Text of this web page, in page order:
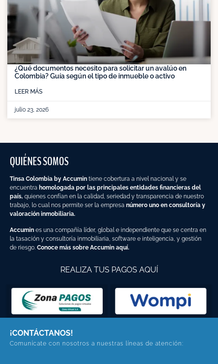
¿Qué documentos necesito para solicitar un avalúo en
Colombia? Guía según el tipo de inmueble o activo
LEER MÁS
julio 23, 2026
QUIÉNES SOMOS
Tinsa Colombia by Accumin tiene cobertura a nivel nacional y se
encuentra homologada por las principales entidades financieras del
país, quienes confían en la calidad, seriedad y transparencia de nuestro
trabajo, lo cual nos permite ser la empresa número uno en consultoría y
valoración inmobiliaria.
Accumin es una compañía líder, global e independiente que se centra en
la tasación y consultoría inmobiliaria, software e inteligencia, y gestión
de riesgo. Conoce más sobre Accumin aquí.
REALIZA TUS PAGOS AQUÍ
¡CONTÁCTANOS!
Comunícate con nosotros a nuestras líneas de atención: